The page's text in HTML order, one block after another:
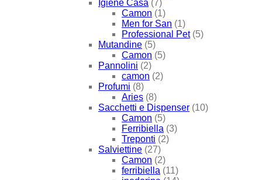
Igiene Casa (7)
Camon (1)
Men for San (1)
Professional Pet (5)
Mutandine (5)
Camon (5)
Pannolini (2)
camon (2)
Profumi (8)
Aries (8)
Sacchetti e Dispenser (10)
Camon (5)
Ferribiella (3)
Treponti (2)
Salviettine (27)
Camon (2)
ferribiella (11)